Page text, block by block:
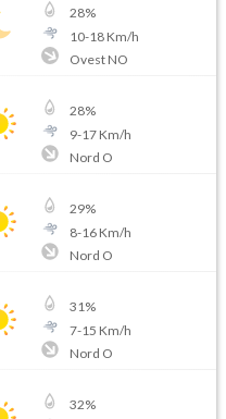
28%
10-18Km/h
Ovest NO
28%
9-17Km/h
Nord O
29%
8-16Km/h
Nord O
31%
7-15 Km/h
Nord O
32%